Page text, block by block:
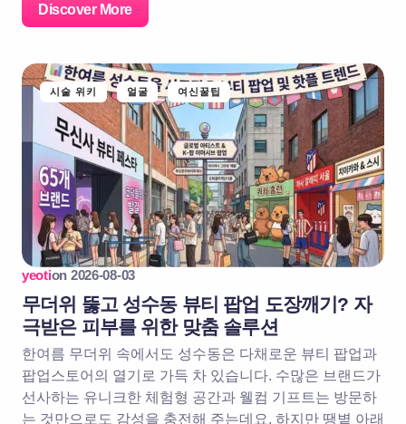
Discover More
시술 위키 얼굴 여신꿀팁
yeotion 2026-08-03
무더위 뚫고 성수동 뷰티 팝업 도장깨기? 자
극받은 피부를 위한 맞춤 솔루션
한여름 무더위 속에서도 성수동은 다채로운 뷰티 팝업과
팝업스토어의 열기로 가득 차 있습니다. 수많은 브랜드가
선사하는 유니크한 체험형 공간과 웰컴 기프트는 방문하
는 것만으로도 감성을 충전해 주는데요. 하지만 땡볕 아래